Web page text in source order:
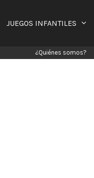
JUEGOS INFANTILES
¿Quiénes somos?